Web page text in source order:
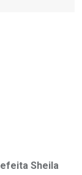
Sheila